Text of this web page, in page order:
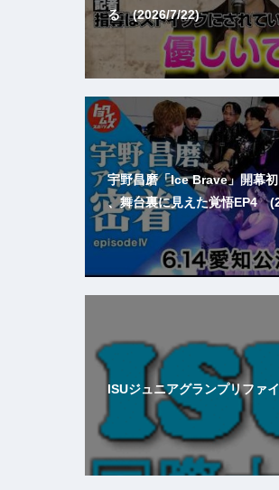
る (2026/7/22)
宇野昌磨「Ice Brave」開幕
、舞台裏に見えた覚悟EP4
ISUジュニアグランプリファ